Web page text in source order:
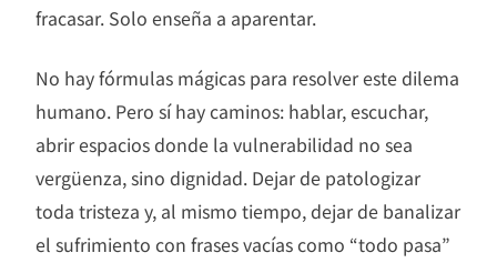
fracasar. Solo enseña a aparentar.
No hay fórmulas mágicas para resolver este dilema
humano. Pero sí hay caminos: hablar, escuchar,
abrir espacios donde la vulnerabilidad no sea
vergüenza, sino dignidad. Dejar de patologizar
toda tristeza y, al mismo tiempo, dejar de banalizar
el sufrimiento con frases vacías como “todo pasa”